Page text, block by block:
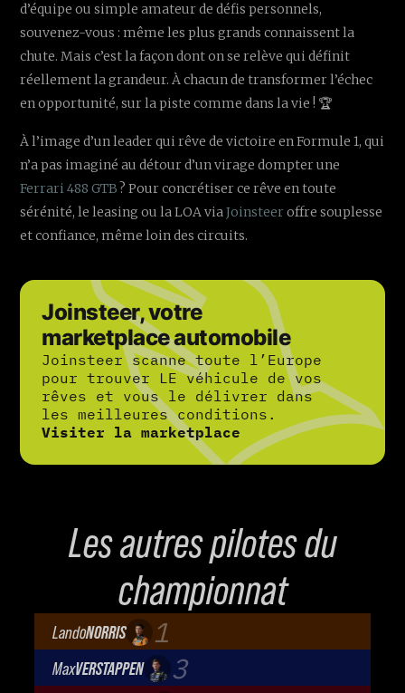
d’équipe ou simple amateur de défis personnels,
souvenez-vous : même les plus grands connaissent la
chute. Mais c’est la façon dont on se relève qui définit
réellement la grandeur. À chacun de transformer l’échec
en opportunité, sur la piste comme dans la vie ! 🏆
À l’image d’un leader qui rêve de victoire en Formule 1, qui
n’a pas imaginé au détour d’un virage dompter une
Ferrari 488 GTB ? Pour concrétiser ce rêve en toute
sérénité, le leasing ou la LOA viaJoinsteeroffre souplesse
et confiance, même loin des circuits.
Joinsteer, votre
marketplace automobile
Joinsteer scanne toute l’Europe
pour trouver LE véhicule de vos
rêves et vous le délivrer dans
les meilleures conditions.
Visiter la marketplace
Les autres pilotes du
championnat
LandoNORRIS 1
McLaren Mastercard F1 Team
MaxVERSTAPPEN 3